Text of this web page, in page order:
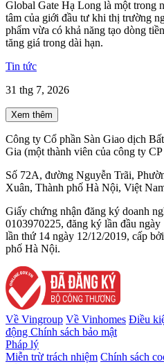
Global Gate Hạ Long là một trong
tâm của giới đầu tư khi thị trường
phẩm vừa có khả năng tạo dòng
tăng giá trong dài hạn.
Tin tức
31 thg 7, 2026
Xem thêm
Công ty Cổ phần Sàn Giao dịch
Gia (một thành viên của công ty
Số 72A, đường Nguyễn Trãi,
Xuân, Thành phố Hà Nội, Việt
Giấy chứng nhận đăng ký doanh
0103970225, đăng ký lần đầu
lần thứ 14 ngày 12/12/2019, cấp
phố Hà Nội.
Về Vingroup Về Vinhomes Điều
động Chính sách bảo mật
Pháp lý
Miễn trừ trách nhiệm Chính sách